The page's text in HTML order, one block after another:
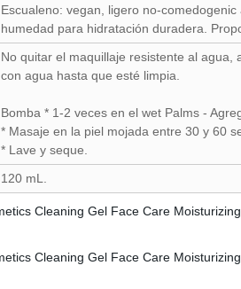
Escualeno: vegan, ligero no-
humedad para hidratación duradera.
No quitar el maquillaje resistente al
con agua hasta que esté limpia.
Bomba * 1-2 veces en el wet Palms -
* Masaje en la piel mojada entre 30 y 60
* Lave y seque.
120 mL.